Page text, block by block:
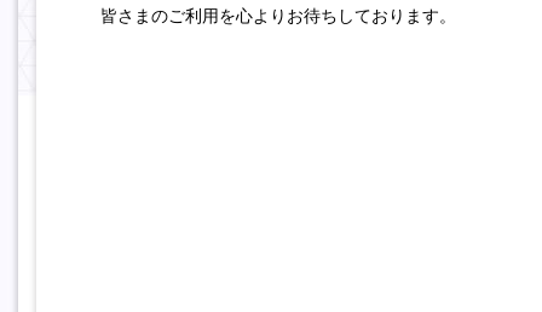
皆さまのご利用を心よりお待ちしております。